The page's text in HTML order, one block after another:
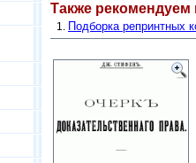
Также рекомендуем
Подборка репринтных